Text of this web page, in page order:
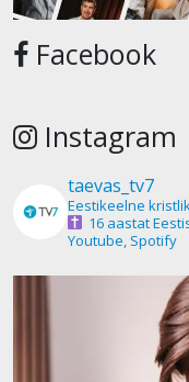
Facebook
Instagram
taevas_tv7
Eestikeelne
16 aastat
Youtube, Spotify